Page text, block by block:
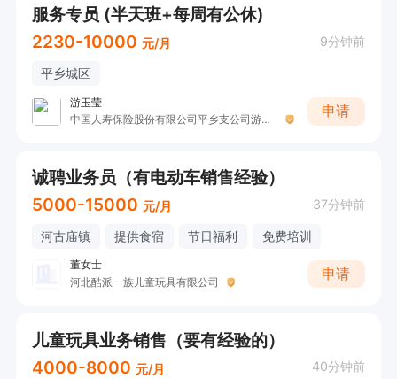
服务专员 (半天班+每周有公休)
2230-10000 元/月 9分钟前
平乡城区
游玉莹
中国人寿保险股份有限公司平乡支公司游玉莹
申请
诚聘业务员（有电动车销售经验）
5000-15000 元/月 37分钟前
河古庙镇 提供食宿 节日福利 免费培训
董女士
河北酷派一族儿童玩具有限公司
申请
儿童玩具业务销售（要有经验的）
4000-8000 元/月 40分钟前